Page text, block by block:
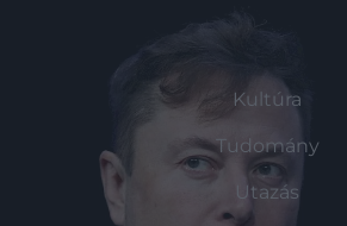
Kultúra
Tudomány
Utazás